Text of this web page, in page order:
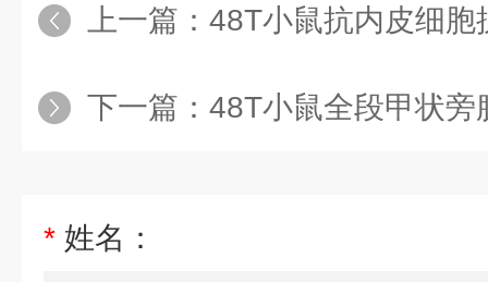
上一篇： 48T小鼠抗内皮细胞抗
下一篇： 48T小鼠全段甲状旁腺
* 姓名：